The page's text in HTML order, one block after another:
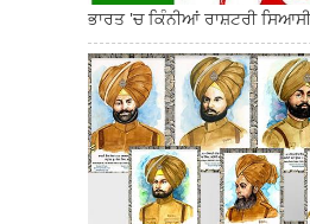
ਭਾਰਤ 'ਚ ਕਿੰਨੀਆਂ ਰਾਸ਼ਟਰੀ